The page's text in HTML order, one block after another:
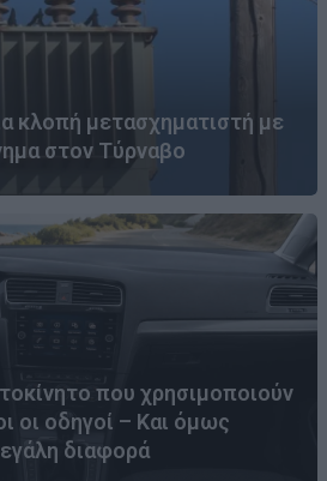
κλοπή μετασχηματιστή με
στον Τύρναβο
που χρησιμοποιούν
οι οδηγοί – Και όμως
διαφορά